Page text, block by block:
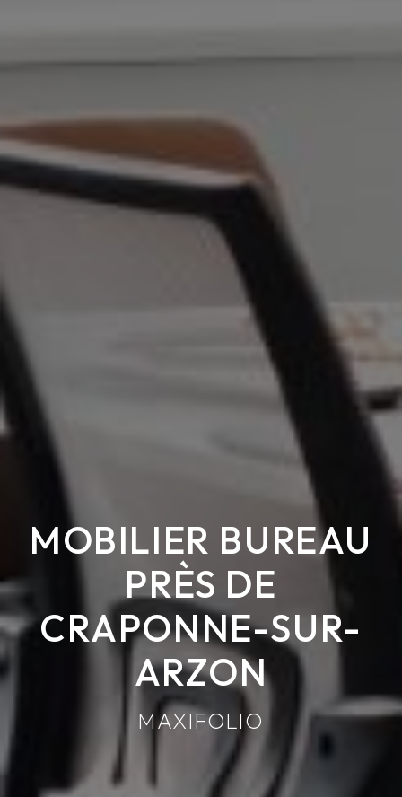
MOBILIER BUREAU
PRÈS DE
CRAPONNE-SUR-
ARZON
MAXIFOLIO